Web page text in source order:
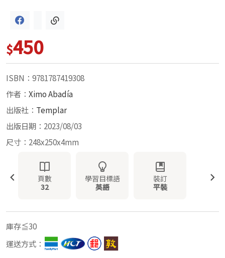
$450
ISBN：9781787419308
作者： Ximo Abadía
出版社： Templar
出版日期：2023/08/03
尺寸：248x250x4mm
頁數
32
學習目標語
英語
裝訂
平裝
庫存≦30
運送方式：